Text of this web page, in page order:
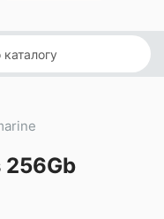
256Gb